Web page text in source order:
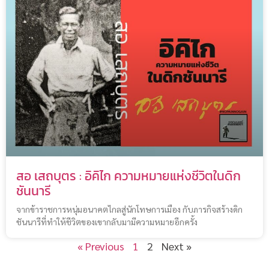
สอ เสถบุตร : อิคิไก ความหมายแห่งชีวิตในดิก
ชันนารี
จากข้าราชการหนุ่มอนาคตไกลสู่นักโทษการเมือง กับภารกิจสร้างดิก
ชันนารีที่ทำให้ชีวิตของเขากลับมามีความหมายอีกครั้ง
« Previous 1 2 Next »